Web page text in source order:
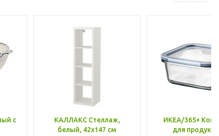
с
КАЛЛАКС Стеллаж,
белый, 42x147 см
ИКЕА/365+
для